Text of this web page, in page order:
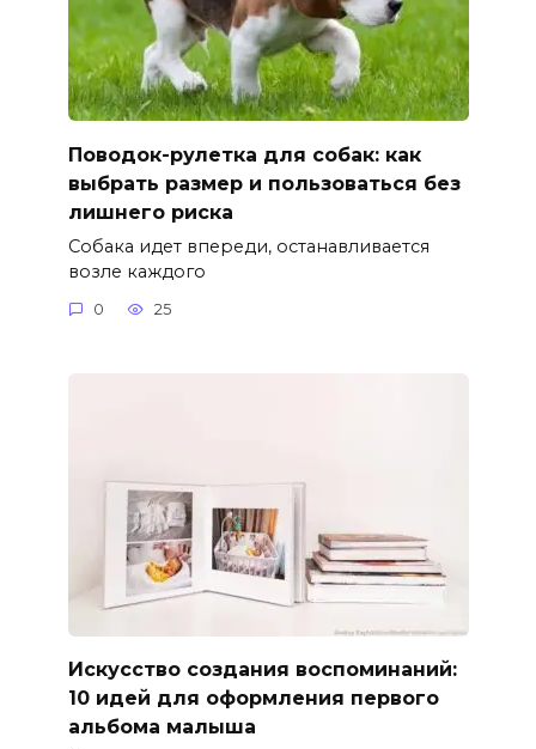
Поводок-рулетка для собак: как
выбрать размер и пользоваться без
лишнего риска
Собака идет впереди, останавливается
возле каждого
0 25
Искусство создания воспоминаний:
10 идей для оформления первого
альбома малыша